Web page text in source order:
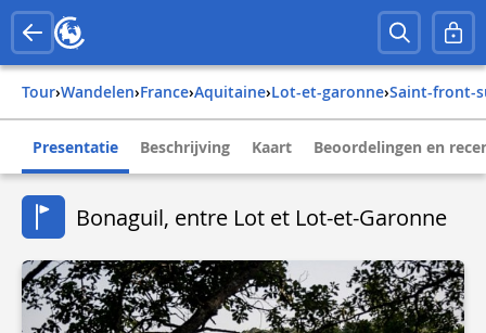
Tour› Wandelen› france› aquitaine› lot-et-garonne› saint-front-
Presentatie Beschrijving Kaart Beoordelingen en
Bonaguil, entre Lot et Lot-et-Garonne